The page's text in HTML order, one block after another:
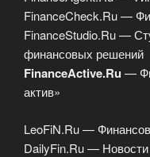
FinanceCheck.Ru —
FinanceStudio.Ru —
финансовых решений
FinanceActive.Ru —
актив»
LeoFiN.Ru —
DailyFin.Ru —